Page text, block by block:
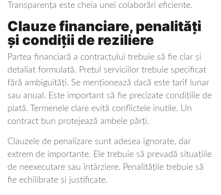
Transparența este cheia unei colaborări eficiente.
Clauze financiare, penalități
și condiții de reziliere
Partea financiară a contractului trebuie să fie clar și
detaliat formulată. Prețul serviciilor trebuie specificat
fără ambiguități. Se menționează dacă este tarif lunar
sau anual. Este important să fie precizate condițiile de
plată. Termenele clare evită conflictele inutile. Un
contract bun protejează ambele părți.
Clauzele de penalizare sunt adesea ignorate, dar
extrem de importante. Ele trebuie să prevadă situațiile
de neexecutare sau întârziere. Penalitățile trebuie să
fie echilibrate și justificate.